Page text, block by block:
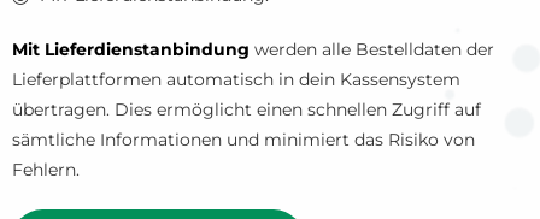
Mit Lieferdienstanbindung werden alle Bestelldaten der
Lieferplattformen automatisch in dein Kassensystem
übertragen. Dies ermöglicht einen schnellen Zugriff auf
sämtliche Informationen und minimiert das Risiko von
Fehlern.